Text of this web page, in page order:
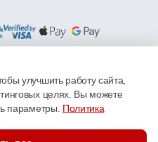
ECOM
улучшить работу сайта,
целях. Вы можете
параметры. Политика